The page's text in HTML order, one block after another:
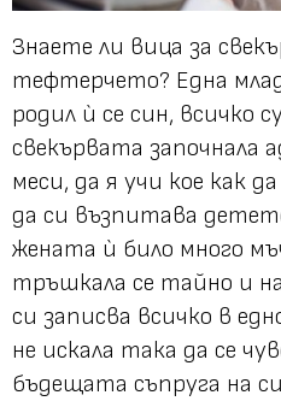
Знаете ли вица за
тефтерчето? Една
родил ѝ се син, всичко
свекървата започнала
меси, да я учи кое как
да си възпитава
жената ѝ било много
тръшкала се тайно и
си записва всичко в
не искала така да се
бъдещата съпруга на